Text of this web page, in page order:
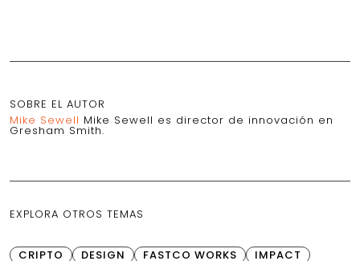
SOBRE EL AUTOR
Mike Sewell Mike Sewell es director de innovación en
Gresham Smith.
EXPLORA OTROS TEMAS
CRIPTO DESIGN FASTCO WORKS IMPACT